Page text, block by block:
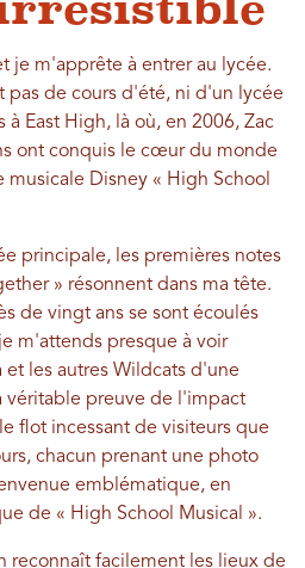
je m'apprête à entrer au lycée.
pas de cours d'été, ni d'un lycée
à East High, là où, en 2006, Zac
ont conquis le cœur du monde
Disney « High School
principale, les premières notes
» résonnent dans ma tête.
de vingt ans se sont écoulés
m'attends presque à voir
et les autres Wildcats d'une
véritable preuve de l'impact
flot incessant de visiteurs que
chacun prenant une photo
emblématique, en
de « High School Musical ».
reconnaît facilement les lieux de